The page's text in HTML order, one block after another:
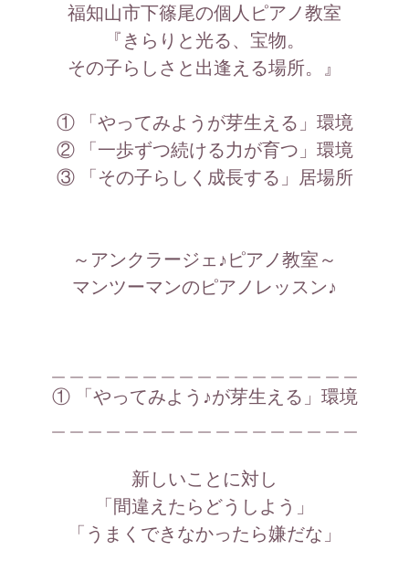
新しいことには躊躇してしまうお子さまがいらっしゃる方へ
2024.06.17 なぜグレードやコンクールを目指さないの？ 1
「チャレンジする心♪」「やり通す力♪」を育むために
2024.02.07 「子供が一人でピアノレッスンを受けられるか心配です‼」
2026.06.15 「春にご卒業されたお2人への私の想い」
福知山市下篠尾の個人ピアノ教室
『きらりと光る、宝物。
その子らしさと出逢える場所。』
① 「やってみようが芽生える」環境
② 「一歩ずつ続ける力が育つ」環境
③ 「その子らしく成長する」居場所
～アンクラージェ♪ピアノ教室～
マンツーマンのピアノレッスン♪
① 「やってみよう♪が芽生える」環境
新しいことに対し
「間違えたらどうしよう」
「うまくできなかったら嫌だな」